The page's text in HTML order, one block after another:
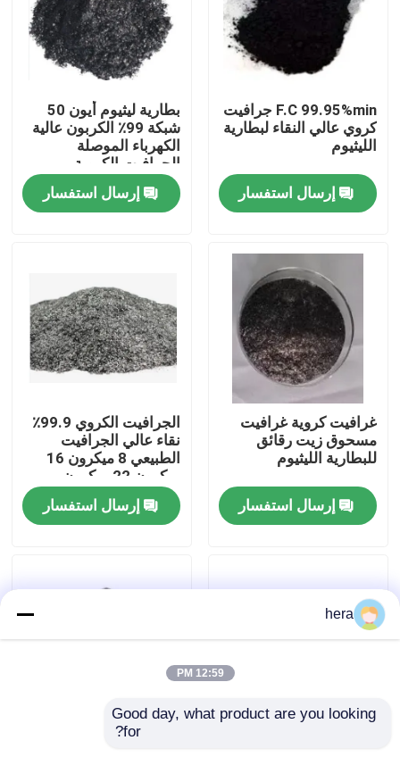
منتجات
معلومات عنا
جولة في المعمل
مراقبة الجودة
أخبار
المواد الخام الجرافيت
F.C 99.95%min جرافيت
كروي عالي النقاء لبطارية
الليثيوم
إرسال استفسار
بطارية ليثيوم أيون 50
شبكة 99٪ الكربون عالية
الكهرباء الموصلة
الجرافيت الكروية
مسحوق للمزلق
إرسال استفسار
غرافيت كروية غرافيت
مسحوق زيت رقائق
للبطارية الليثيوم
إرسال استفسار
الجرافيت الكروي 99.9٪
نقاء عالي الجرافيت
الطبيعي 8 ميكرون 16
ميكرون 22 ميكرون
للبطارية الليثيومية
إرسال استفسار
الجرافيت الكروي
hera
12:59 PM
Good day, what product are you looking
for?